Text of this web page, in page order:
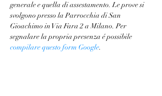
generale e quella di assestamento. Le prove si
svolgono presso la Parrocchia di San
Gioachimo in Via Fara 2 a Milano. Per
segnalare la propria presenza é possibile
compilare questo form Google.